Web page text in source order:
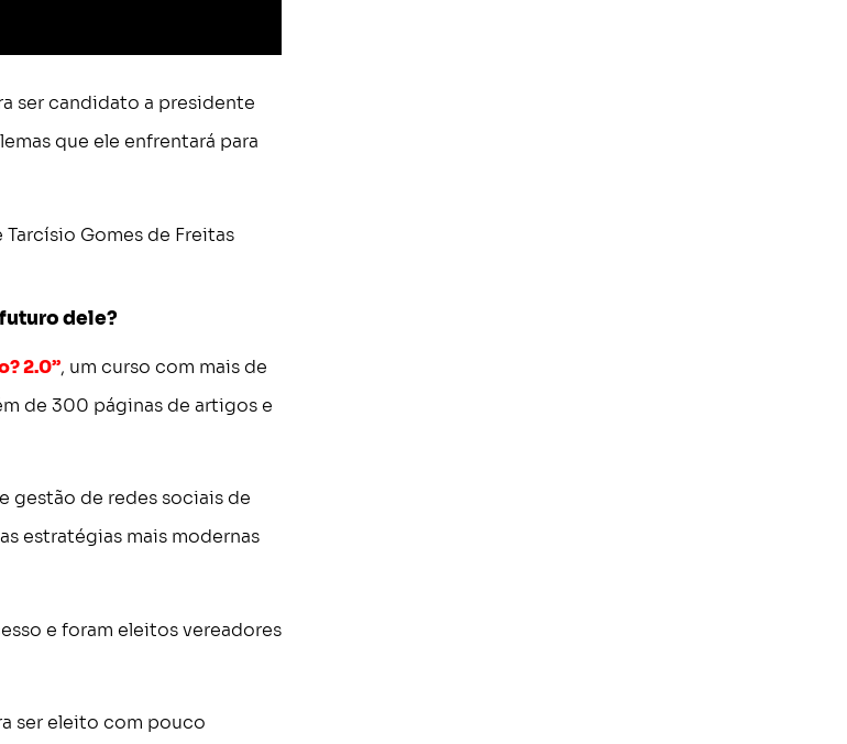
ser candidato a presidente
que ele enfrentará para
Gomes de Freitas
dele?
2.0”, um curso com mais de
de 300 páginas de artigos e
gestão de redes sociais de
estratégias mais modernas
e foram eleitos vereadores
ser eleito com pouco